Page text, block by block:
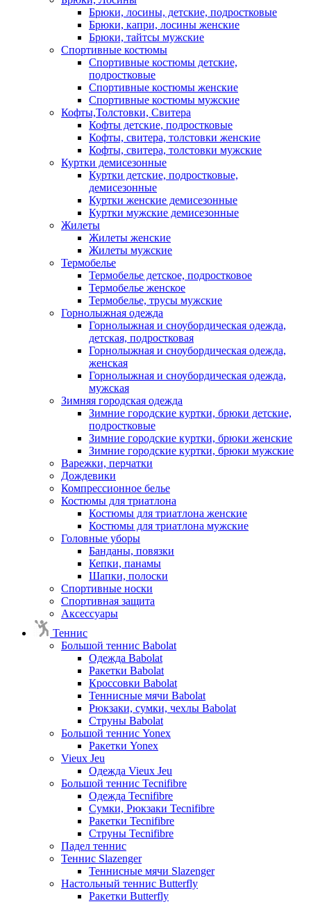
Брюки, лосины, детские, подростковые
Брюки, капри, лосины женские
Брюки, тайтсы мужские
Спортивные костюмы
Спортивные костюмы детские,
подростковые
Спортивные костюмы женские
Спортивные костюмы мужские
Кофты,Толстовки, Свитера
Кофты детские, подростковые
Кофты, свитера, толстовки женские
Кофты, свитера, толстовки мужские
Куртки демисезонные
Куртки детские, подростковые,
демисезонные
Куртки женские демисезонные
Куртки мужские демисезонные
Жилеты
Жилеты женские
Жилеты мужские
Термобелье
Термобелье детское, подростковое
Термобелье женское
Термобелье, трусы мужские
Горнолыжная одежда
Горнолыжная и сноубордическая одежда,
детская, подростковая
Горнолыжная и сноубордическая одежда,
женская
Горнолыжная и сноубордическая одежда,
мужская
Зимняя городская одежда
Зимние городские куртки, брюки детские,
подростковые
Зимние городские куртки, брюки женские
Зимние городские куртки, брюки мужские
Варежки, перчатки
Дождевики
Компрессионное белье
Костюмы для триатлона
Костюмы для триатлона женские
Костюмы для триатлона мужские
Головные уборы
Банданы, повязки
Кепки, панамы
Шапки, полоски
Спортивные носки
Спортивная защита
Аксессуары
Теннис
Большой теннис Babolat
Одежда Babolat
Ракетки Babolat
Кроссовки Babolat
Теннисные мячи Babolat
Рюкзаки, сумки, чехлы Babolat
Струны Babolat
Большой теннис Yonex
Ракетки Yonex
Vieux Jeu
Одежда Vieux Jeu
Большой теннис Tecnifibre
Одежда Tecnifibre
Сумки, Рюкзаки Tecnifibre
Ракетки Tecnifibre
Струны Tecnifibre
Падел теннис
Теннис Slazenger
Теннисные мячи Slazenger
Настольный теннис Butterfly
Ракетки Butterfly